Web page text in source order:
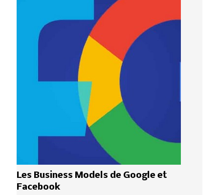
Les Business Models de Google et
Facebook